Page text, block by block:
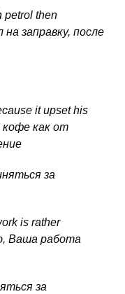
petrol then
на заправку, после
it upset his
кофе как от
за
is rather
, Ваша работа
за